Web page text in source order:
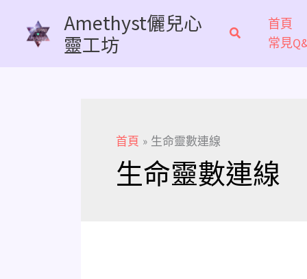
Amethyst儷兒心
靈工坊
首頁
常見
首頁 生命靈數連線
生命靈數連線